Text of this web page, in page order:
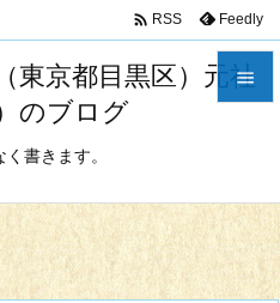
東京都目黒区）元社
のブログ
書きます。

サイド

前へ
 RSS Feedly